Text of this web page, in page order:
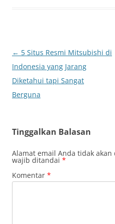
Navigasi
Tulisan
← 5 Situs Resmi Mitsubishi di
Indonesia yang Jarang
Diketahui tapi Sangat
Berguna
Tinggalkan Balasan
Alamat email Anda tidak
wajib ditandai *
Komentar *